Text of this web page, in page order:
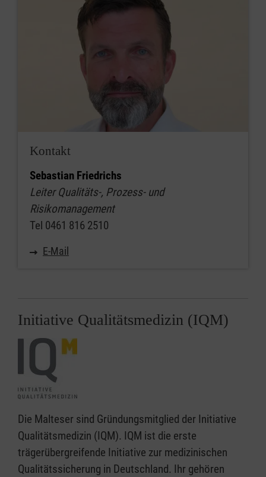
Kontakt
Sebastian Friedrichs
Leiter Qualitäts-, Prozess- und
Risikomanagement
Tel 0461 816 2510
E-Mail
Initiative Qualitätsmedizin (IQM)
Die Malteser sind Gründungsmitglied der Initiative
Qualitätsmedizin (IQM). IQM ist die erste
trägerübergreifende Initiative zur medizinischen
Qualitätssicherung in Deutschland. Ihr gehören